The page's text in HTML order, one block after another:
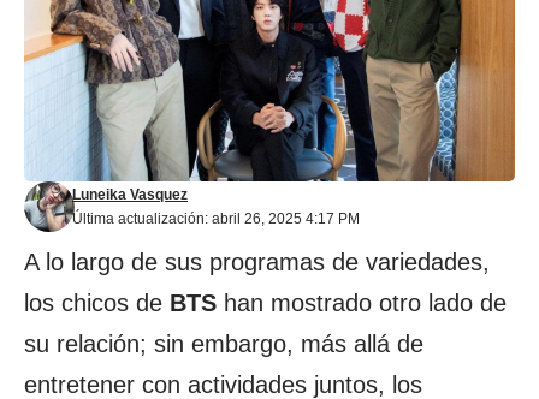
Última actualización: abril 26, 2025 4:17 PM
Luneika Vasquez
A lo largo de sus programas de variedades,
los chicos de BTS han mostrado otro lado de
su relación; sin embargo, más allá de
entretener con actividades juntos, los